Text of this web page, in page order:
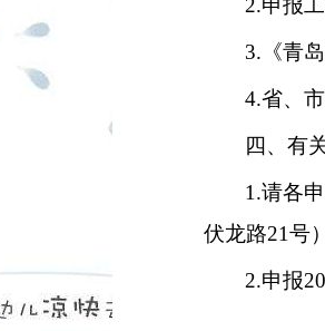
2.申报
3. 《青
4.省、
四、有
1.请各
伏龙路21号
2.申报